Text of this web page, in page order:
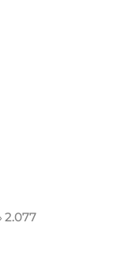
2.077